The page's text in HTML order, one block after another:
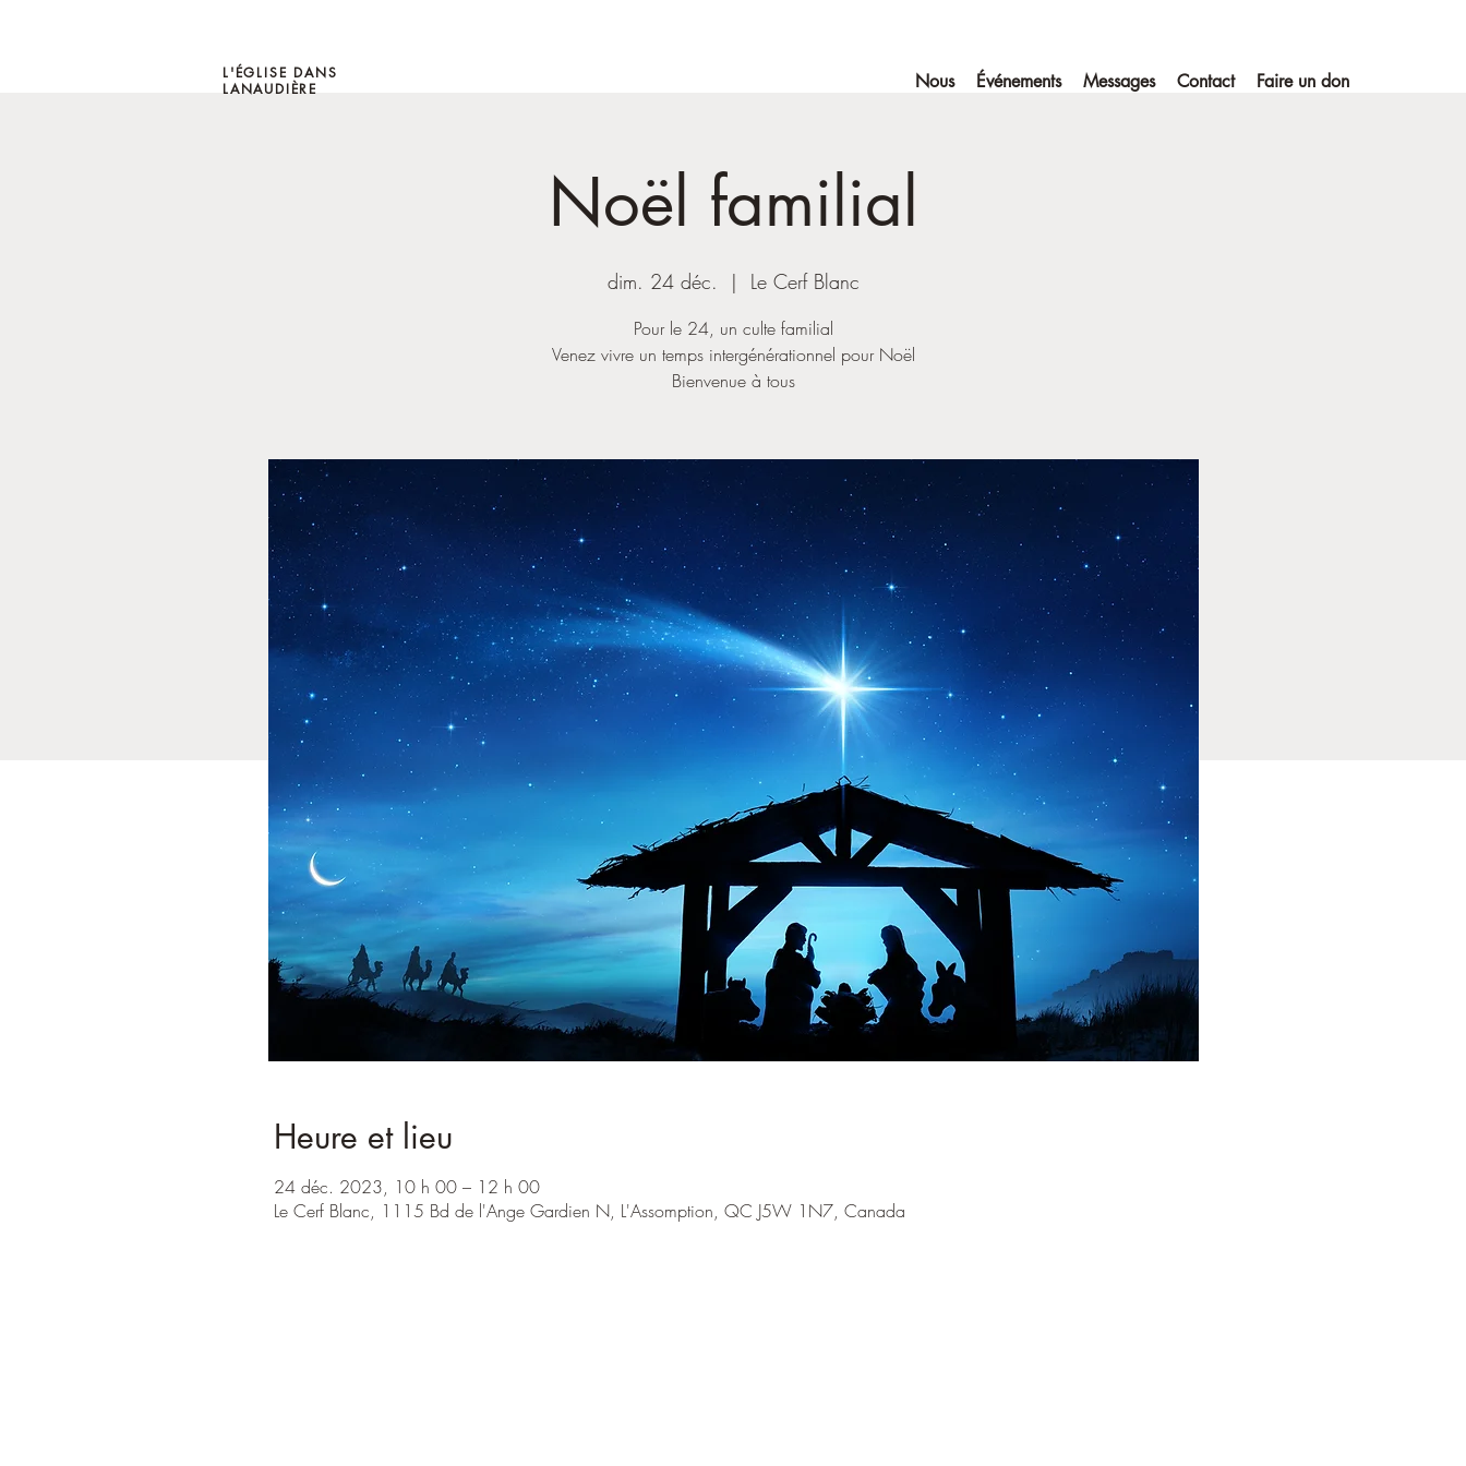
L'ÉGLISE DANS
LANAUDIÈRE
Nous Événements Messages Contact Faire un don
Noël familial
dim. 24 déc.
  |
Le Cerf Blanc
Pour le 24, un culte familial
Venez vivre un temps intergénérationnel pour Noël
Bienvenue à tous
Heure et lieu
24 déc. 2023, 10 h 00 – 12 h 00
Le Cerf Blanc, 1115 Bd de l'Ange Gardien N, L'Assomption, QC J5W 1N7, Canada